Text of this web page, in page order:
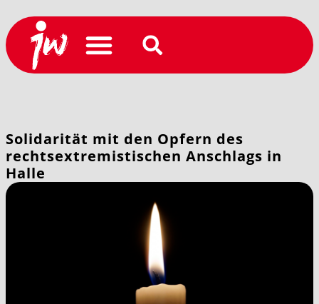
Solidarität mit den Opfern des
rechtsextremistischen Anschlags in
Halle